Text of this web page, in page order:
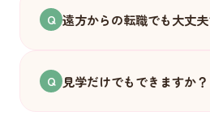
庭の都合に合わせた働き
Q 遠方からの転職でも大丈
もご用意しています。富
Q 見学だけでもできますか？